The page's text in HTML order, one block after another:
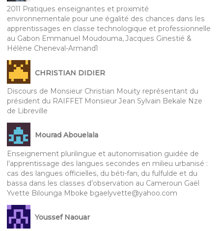
2011 Pratiques enseignantes et proximité
environnementale pour une égalité des chances dans les
apprentissages en classe technologique et professionnelle
au Gabon Emmanuel Moudouma, Jacques Ginestié &
Hélène Cheneval-Armand1
CHRISTIAN DIDIER
Discours de Monsieur Christian Mouity représentant du
président du RAIFFET Monsieur Jean Sylvain Bekale Nze
de Libreville
Mourad Abouelala
Enseignement plurilingue et autonomisation guidée de
l’apprentissage des langues secondes en milieu urbanisé :
cas des langues officielles, du béti-fan, du fulfulde et du
bassa dans les classes d’observation au Cameroun Gaël
Yvette Bilounga Mboke bgaelyvette@yahoo.com
Youssef Naouar